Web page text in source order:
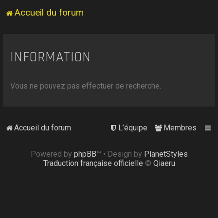
Accueil du forum
INFORMATION
Vous ne pouvez pas effectuer de recherche.
Accueil du forum Membres
L’équipe
Powered by phpBB™ • Design by PlanetStyles
Traduction française officielle © Qiaeru